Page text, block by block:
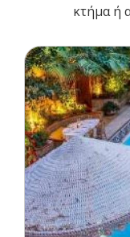
κτήμα ή